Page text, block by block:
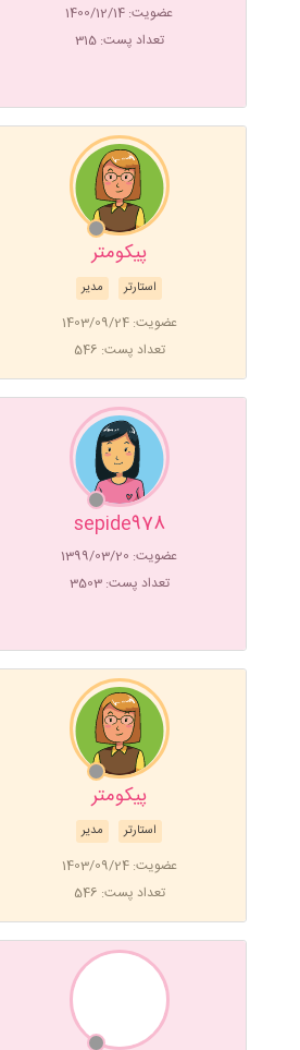
عضویت: 1400/12/14
تعداد پست: 315
پیکومتر
مدیر استارتر
عضویت: 1403/09/24
تعداد پست: 546
sepide978
عضویت: 1399/03/20
تعداد پست: 3503
پیکومتر
مدیر استارتر
عضویت: 1403/09/24
تعداد پست: 546